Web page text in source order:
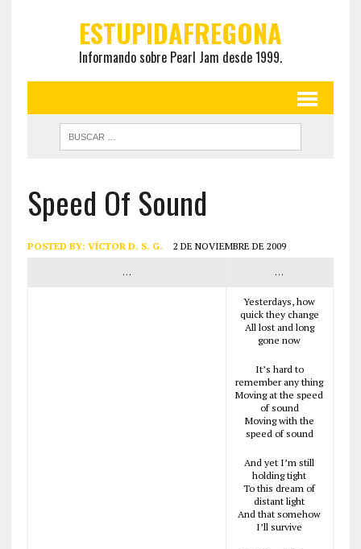
ESTUPIDAFREGONA
Informando sobre Pearl Jam desde 1999.
Speed Of Sound
POSTED BY: VÍCTOR D. S. G. 2 DE NOVIEMBRE DE 2009
… …
Yesterdays, how
quick they change
All lost and long
gone now
It’s hard to
remember any thing
Moving at the speed
of sound
Moving with the
speed of sound
And yet I’m still
holding tight
To this dream of
distant light
And that somehow
I’ll survive